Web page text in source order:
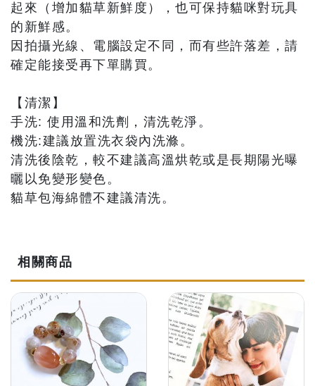
起來（增加貓草新鮮度），也可保持貓咪對玩具
的新鮮感。
因拍攝光線、電腦設定不同，而有些許落差，請
確定能接受再下單購買。
【清潔】
手洗: 使用溫和洗劑，清洗乾淨。
機洗:建議放置洗衣袋內洗滌。
清洗後陰乾，較不建議高溫烘乾或是長期陽光曝
曬以免變形變色。
貓草包海綿體不建議清洗。
相關商品